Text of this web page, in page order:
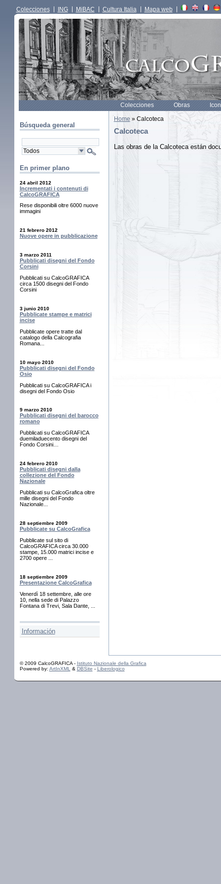
Colecciones ING MiBAC Cultura Italia Mapa web
Colecciones Obras
Búsqueda general
En primer plano
24 abril 2012
Incrementati i contenuti di
CalcoGRAFICA
Rese disponibili oltre 6000 nuove
immagini
21 febrero 2012
Nuove opere in pubblicazione
3 marzo 2011
Pubblicati disegni del Fondo
Corsini
Pubblicati su CalcoGRAFICA
circa 1500 disegni del Fondo
Corsini
3 junio 2010
Pubblicate stampe e matrici
incise
Pubblicate opere tratte dal
catalogo della Calcografia
Romana...
10 mayo 2010
Pubblicati disegni del Fondo
Osio
Pubblicati su CalcoGRAFICA i
disegni del Fondo Osio
9 marzo 2010
Pubblicati disegni del barocco
romano
Pubblicati su CalcoGRAFICA
duemiladuecento disegni del
Fondo Corsini…
24 febrero 2010
Pubblicati disegni dalla
collezione del Fondo
Nazionale
Pubblicati su CalcoGrafica oltre
mille disegni del Fondo
Nazionale...
28 septiembre 2009
Pubblicate su CalcoGrafica
Pubblicate sul sito di
CalcoGRAFICA circa 30.000
stampe, 15.000 matrici incise e
2700 opere ...
18 septiembre 2009
Presentazione CalcoGrafica
Venerdì 18 settembre, alle ore
10, nella sede di Palazzo
Fontana di Trevi, Sala Dante, ...
Información
Home» Calcoteca
Calcoteca
Las obras de la Calcoteca están
© 2009 CalcoGRAFICA - Istituto Nazionale della Grafica
Powered by: ArtInXML& DBSite - Liberologico